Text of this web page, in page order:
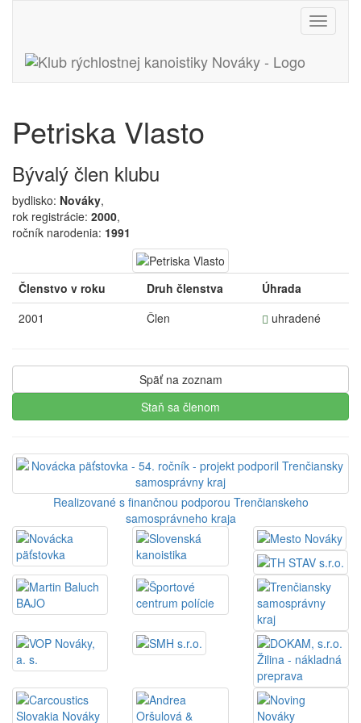
Toggle
Petriska Vlasto
Bývalý člen klubu
bydlisko: Nováky,
rok registrácie: 2000,
ročník narodenia: 1991
Členstvo v roku Druh členstva
Úhrada
2001
Člen uhradené
Späť na zoznam
Staň sa členom
Realizované s finančnou podporou Trenčianskeho
samosprávneho kraja